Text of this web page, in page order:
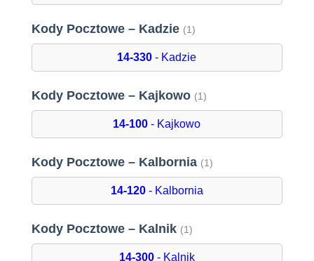
Kody Pocztowe – Kadzie (1)
14-330 - Kadzie
Kody Pocztowe – Kajkowo (1)
14-100 - Kajkowo
Kody Pocztowe – Kalbornia (1)
14-120- Kalbornia
Kody Pocztowe – Kalnik (1)
14-300- Kalnik